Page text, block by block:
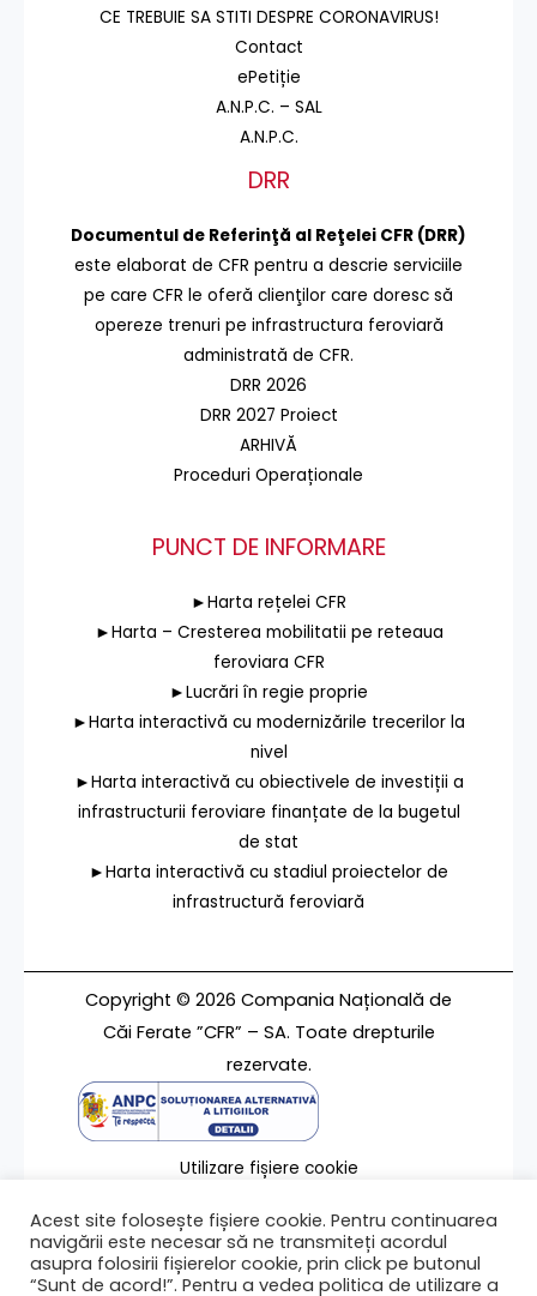
CE TREBUIE SA STITI DESPRE CORONAVIRUS!
Contact
ePetiție
A.N.P.C. – SAL
A.N.P.C.
DRR
Documentul de Referinţă al Reţelei CFR (DRR)
este elaborat de CFR pentru a descrie serviciile
pe care CFR le oferă clienţilor care doresc să
opereze trenuri pe infrastructura feroviară
administrată de CFR.
DRR 2026
DRR 2027 Proiect
ARHIVĂ
Proceduri Operaționale
PUNCT DE INFORMARE
►Harta rețelei CFR
►Harta – Cresterea mobilitatii pe reteaua
feroviara CFR
►Lucrări în regie proprie
►Harta interactivă cu modernizările trecerilor la
nivel
►Harta interactivă cu obiectivele de investiții a
infrastructurii feroviare finanțate de la bugetul
de stat
►Harta interactivă cu stadiul proiectelor de
infrastructură feroviară
Copyright © 2026 Compania Națională de
Căi Ferate ”CFR” – SA. Toate drepturile
rezervate.
Utilizare fișiere cookie
Contact
Acest site folosește fișiere cookie. Pentru continuarea
navigării este necesar să ne transmiteți acordul
asupra folosirii fișierelor cookie, prin click pe butonul
“Sunt de acord!”. Pentru a vedea politica de utilizare a